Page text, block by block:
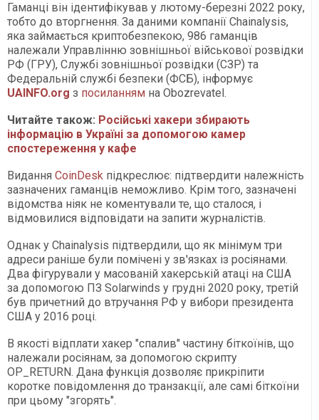
Гаманці він ідентифікував у лютому-березні 2022 року,
тобто до вторгнення. За даними компанії Chainalysis,
яка займається криптобезпекою, 986 гаманців
належали Управлінню зовнішньої військової розвідки
РФ (ГРУ), Службі зовнішньої розвідки (СЗР) та
Федеральній службі безпеки (ФСБ), інформує
UAINFO.org з посиланням на Оbozrevatel.
Читайте також: Російські хакери збирають
інформацію в Україні за допомогою камер
спостереження у кафе
Видання CoinDesk підкреслює: підтвердити належність
зазначених гаманців неможливо. Крім того, зазначені
відомства ніяк не коментували те, що сталося, і
відмовилися відповідати на запити журналістів.
Однак у Chainalysis підтвердили, що як мінімум три
адреси раніше були помічені у зв'язках із росіянами.
Два фігурували у масованій хакерській атаці на США
за допомогою ПЗ Solarwinds у грудні 2020 року, третій
був причетний до втручання РФ у вибори президента
США у 2016 році.
В якості відплати хакер "спалив" частину біткоїнів, що
належали росіянам, за допомогою скрипту
OP_RETURN. Дана функція дозволяє прикріпити
коротке повідомлення до транзакції, але самі біткоїни
при цьому "згорять".